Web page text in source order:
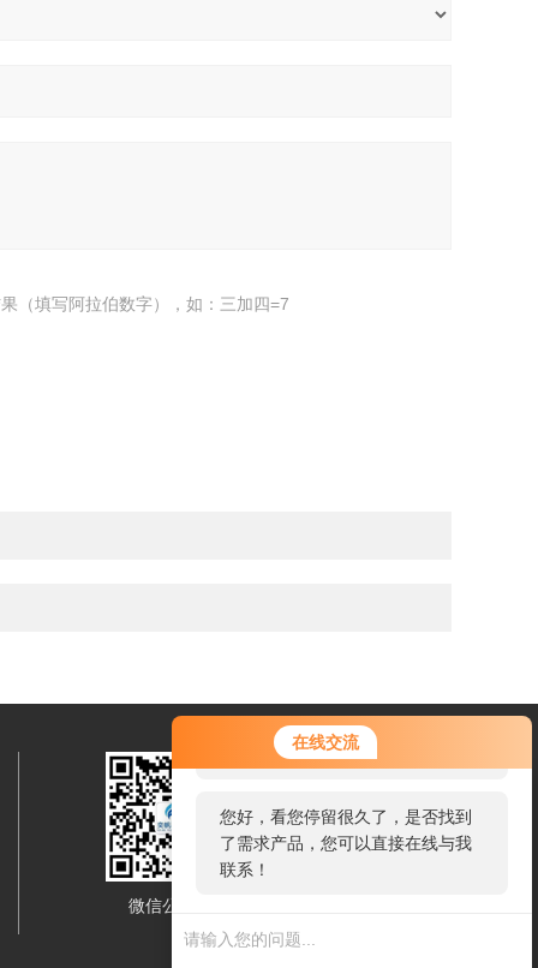
在线交流
您好！欢迎前来咨询，很高兴为您
服务，请问您要咨询什么问题呢？
您好，看您停留很久了，是否找到
了需求产品，您可以直接在线与我
联系！
（填写阿拉伯数字），如：三加四=7
微信公众号